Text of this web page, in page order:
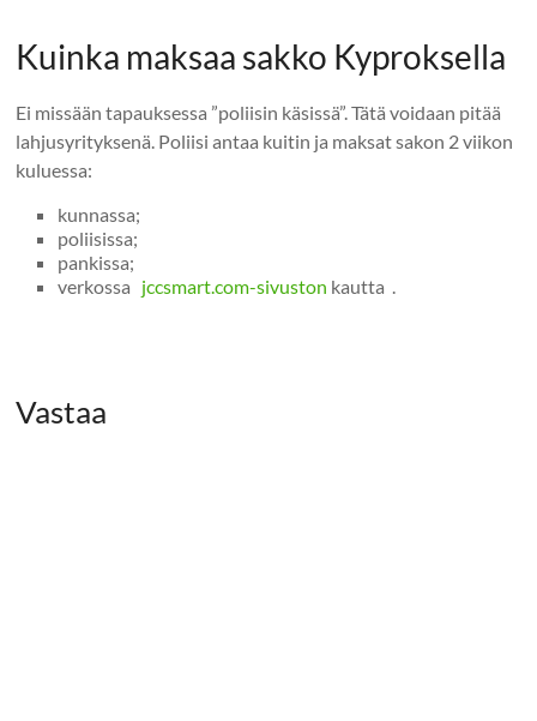
Kuinka maksaa sakko Kyproksella
Ei missään tapauksessa ”poliisin käsissä”. Tätä voidaan pitää
lahjusyrityksenä. Poliisi antaa kuitin ja maksat sakon 2 viikon
kuluessa:
kunnassa;
poliisissa;
pankissa;
verkossa jccsmart.com-sivuston kautta .
Vastaa